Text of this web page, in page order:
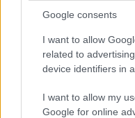
Google consents
I want to allow
related to
device identifiers in
I want to allow my
Google for online